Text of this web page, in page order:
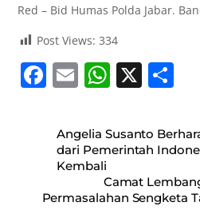
Red – Bid Humas Polda Jabar.
Post Views: 334
F
c
e
b
o
E
ai
l
W
at
s
A
p
X
ar
e
Angelia Susanto
dari Pemerintah
Kembali
Camat
Permasalahan Sengketa